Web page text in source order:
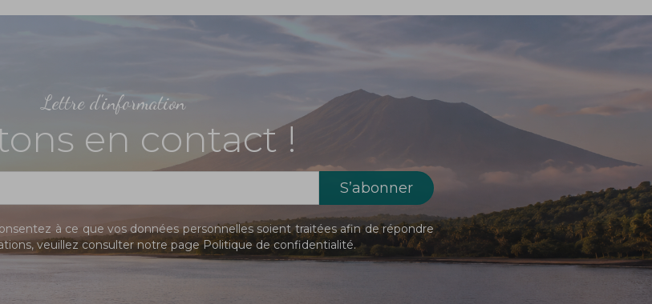
Lettre d'information
en contact !
à ce que vos données personnelles soient traitées afin de répondre
veuillez consulter notre pagePolitique de confidentialité.